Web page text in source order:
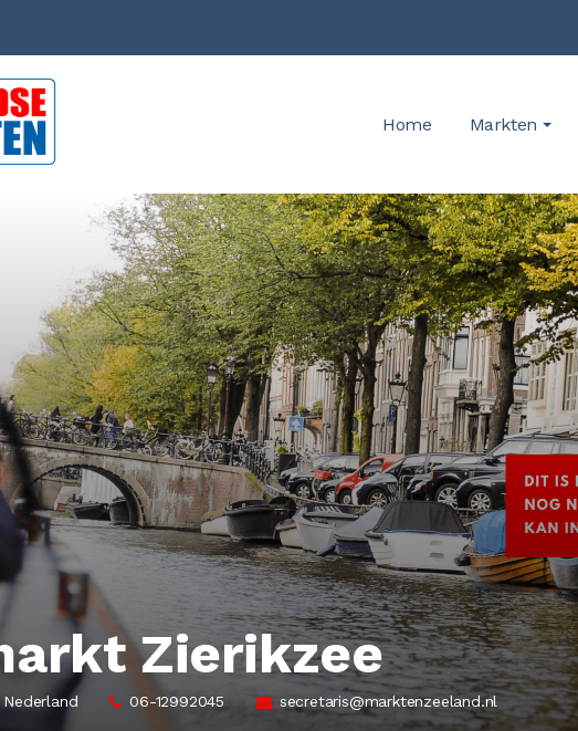
Home Markten
Zierikzee
Nederland 06-12992045 secretaris@marktenzeeland.nl